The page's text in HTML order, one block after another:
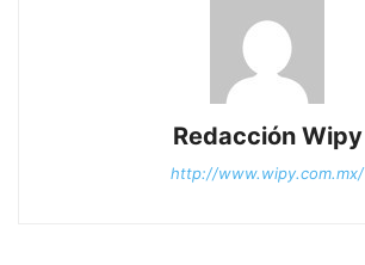
Redacción Wipy
http://www.wipy.com.mx/